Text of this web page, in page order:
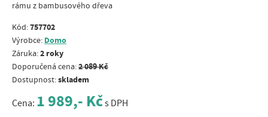
rámu z bambusového dřeva
Kód:757702
Výrobce: Domo
Záruka:2 roky
Doporučená cena:2 089 Kč
Dostupnost:skladem
Cena: 1 989,- Kčs DPH